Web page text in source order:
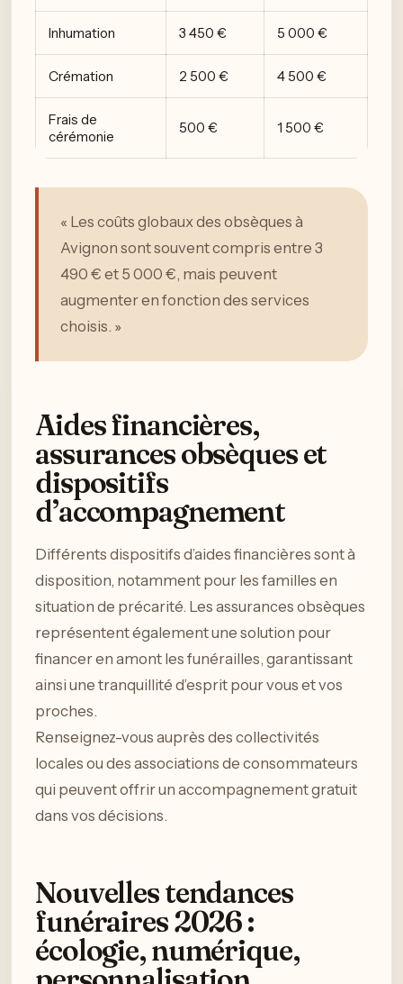
Inhumation 3 450 € 5 000 €
Crémation 2 500 € 4 500 €
Frais de
cérémonie
500 € 1 500 €
« Les coûts globaux des obsèques à
Avignon sont souvent compris entre 3
490 € et 5 000 €, mais peuvent
augmenter en fonction des services
choisis. »
Aides financières,
assurances obsèques et
dispositifs
d’accompagnement
Différents dispositifs d’aides financières sont à
disposition, notamment pour les familles en
situation de précarité. Les assurances obsèques
représentent également une solution pour
financer en amont les funérailles, garantissant
ainsi une tranquillité d’esprit pour vous et vos
proches.
Renseignez-vous auprès des collectivités
locales ou des associations de consommateurs
qui peuvent offrir un accompagnement gratuit
dans vos décisions.
Nouvelles tendances
funéraires 2026 :
écologie, numérique,